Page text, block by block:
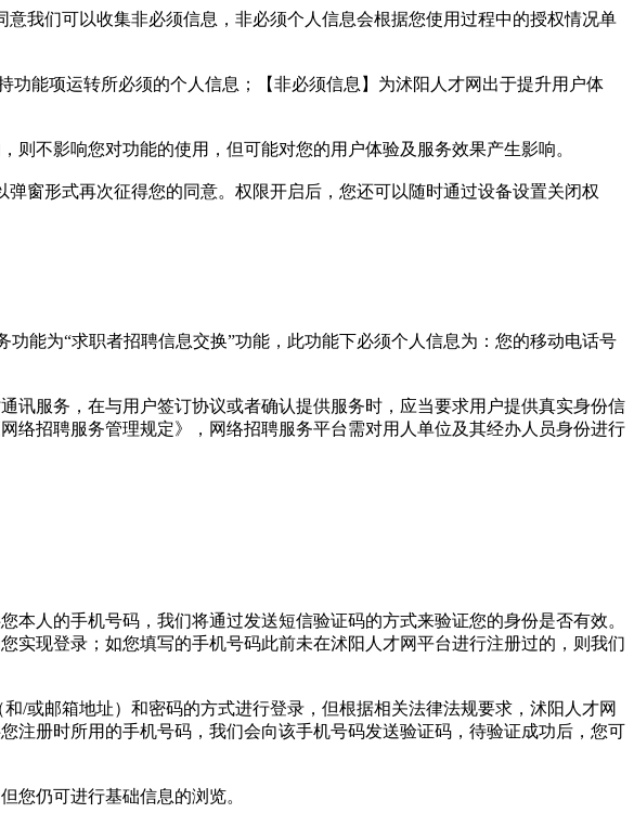
我们可以收集非必须信息，非必须个人信息会根据您使用过程中的授权情况单
能项运转所必须的个人信息；【非必须信息】为沭阳人才网出于提升用户体
不影响您对功能的使用，但可能对您的用户体验及服务效果产生影响。
窗形式再次征得您的同意。权限开启后，您还可以随时通过设备设置关闭权
能为“求职者招聘信息交换”功能，此功能下必须个人信息为：您的移动电话号
讯服务，在与用户签订协议或者确认提供服务时，应当要求用户提供真实身份信
络招聘服务管理规定》，网络招聘服务平台需对用人单位及其经办人员身份进行
人的手机号码，我们将通过发送短信验证码的方式来验证您的身份是否有效。
实现登录；如您填写的手机号码此前未在沭阳人才网平台进行注册过的，则我们
/或邮箱地址）和密码的方式进行登录，但根据相关法律法规要求，沭阳人才网
注册时所用的手机号码，我们会向该手机号码发送验证码，待验证成功后，您可
您仍可进行基础信息的浏览。